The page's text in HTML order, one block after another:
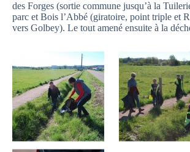
des Forges (sortie commune jusqu’à la
parc et Bois l’Abbé (giratoire, point triple et
vers Golbey). Le tout amené ensuite à la